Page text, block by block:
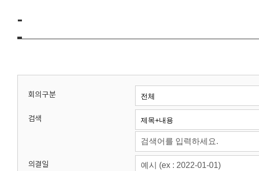
위
회
-
회의구분
검색
의결일